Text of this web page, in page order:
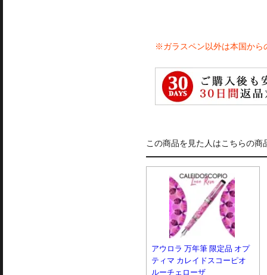
※ガラスペン以外は本国から
この商品を見た人はこちらの商
アウロラ 万年筆 限定品 オプ
ティマ カレイドスコーピオ
ルーチェローザ